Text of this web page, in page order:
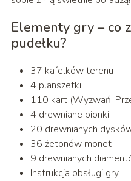
Elementy gry – co
pudełku?
37 kafelków terenu
4 planszetki
110 kart (Wyzwań,
4 drewniane pionki
20 drewnianych
36 żetonów monet
9 drewnianych
Instrukcja obsługi gry